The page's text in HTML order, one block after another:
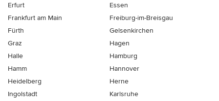
Erfurt
Essen
Frankfurt am Main
Freiburg-im-Breisgau
Fürth
Gelsenkirchen
Graz
Hagen
Halle
Hamburg
Hamm
Hannover
Heidelberg
Herne
Ingolstadt
Karlsruhe